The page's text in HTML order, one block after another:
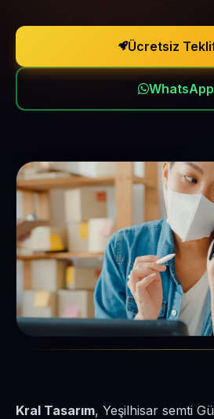
Ücretsiz
WhatsApp
Kral Tasarım, Yeşilhisar semti